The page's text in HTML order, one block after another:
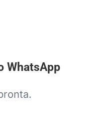
WhatsApp